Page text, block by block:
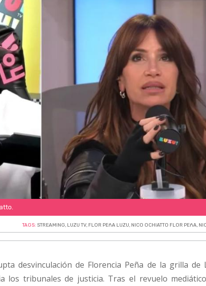
TAGS: STREAMING, LUZU TV, FLOR PEñA LUZU, NICO OCHIATTO FLOR PEñA,
desvinculación de Florencia Peña de la grilla de
los tribunales de justicia. Tras el revuelo